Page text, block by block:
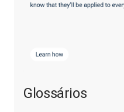
Glossários